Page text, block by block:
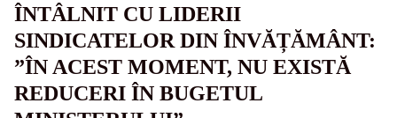
ÎNTÂLNIT CU LIDERII
SINDICATELOR DIN ÎNVĂȚĂMÂNT:
”ÎN ACEST MOMENT, NU EXISTĂ
REDUCERI ÎN BUGETUL